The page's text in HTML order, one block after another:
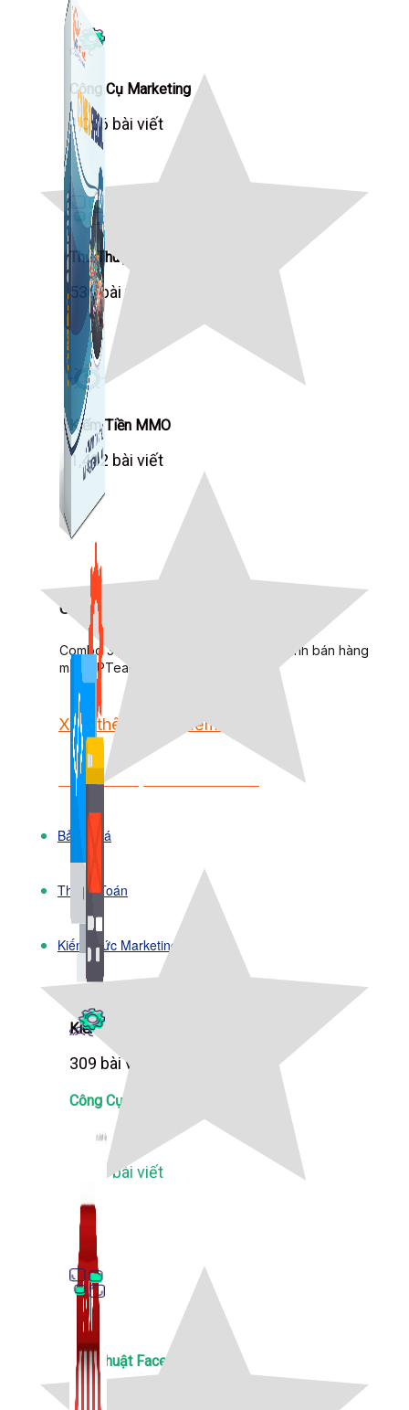
Công Cụ Marketing
1,066 bài viết
Thủ Thuật Facebook
536 bài viết
Kiếm Tiền MMO
1,422 bài viết
Kiến Thức Website
309 bài viết
Combo Special
Combo 3 phần mềm tự chọn: chương trình bán hàng
mà ATPTeam triển khai.
Xem thêm phần mềm khác
Xem thêm phần mềm khác
Bảng Giá
Thanh Toán
Kiến Thức Marketing
Công Cụ Marketing
1,066 bài viết
Thủ Thuật Facebook